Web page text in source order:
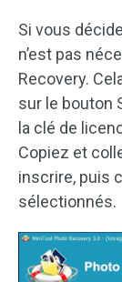
Si vous
n’est pas
Recovery.
sur le bouton
la clé de
Copiez et
inscrire, puis
sélectionnés.